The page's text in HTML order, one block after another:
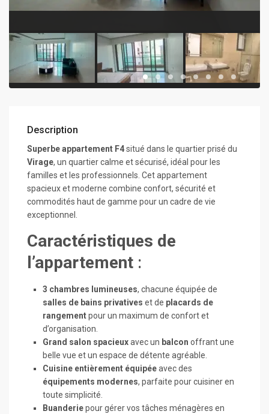
Description
Superbe appartement F4situé dans le quartier prisé du
Virage, un quartier calme et sécurisé, idéal pour les
familles et les professionnels. Cet appartement
spacieux et moderne combine confort, sécurité et
commodités haut de gamme pour un cadre de vie
exceptionnel.
Caractéristiques de
l’appartement :
3 chambres lumineuses, chacune équipée de
salles de bains privatives et de placards de
rangementpour un maximum de confort et
d’organisation.
Grand salon spacieuxavec un balcon offrant une
belle vue et un espace de détente agréable.
Cuisine entièrement équipéeavec des
équipements modernes, parfaite pour cuisiner en
toute simplicité.
Buanderiepour gérer vos tâches ménagères en